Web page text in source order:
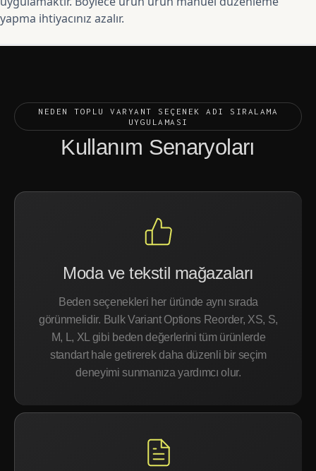
yapma ihtiyacınız azalır.
NEDEN TOPLU VARYANT SEÇENEK ADI SIRALAMA
UYGULAMASI
Kullanım Senaryoları
Moda ve tekstil mağazaları
Beden seçenekleri her üründe aynı sırada
görünmelidir. Bulk Variant Options Reorder, XS, S,
M, L, XL gibi beden değerlerini tüm ürünlerde
standart hale getirerek daha düzenli bir seçim
deneyimi sunmanıza yardımcı olur.